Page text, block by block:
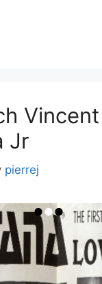
Vincent
Jr
pierrej